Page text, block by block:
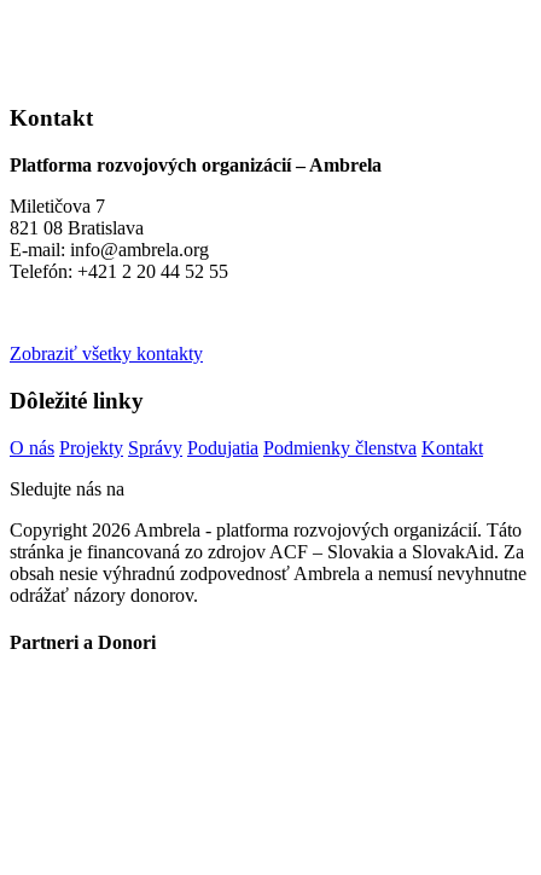
Kontakt
Platforma rozvojových organizácií – Ambrela
Miletičova 7
821 08 Bratislava
E-mail: info@ambrela.org
Telefón: +421 2 20 44 52 55
Zobraziť všetky kontakty
Dôležité linky
O nás Projekty Správy Podujatia Podmienky členstva Kontakt
Sledujte nás na
Copyright 2026 Ambrela - platforma rozvojových organizácií. Táto
stránka je financovaná zo zdrojov ACF – Slovakia a SlovakAid. Za
obsah nesie výhradnú zodpovednosť Ambrela a nemusí nevyhnutne
odrážať názory donorov.
Partneri a Donori